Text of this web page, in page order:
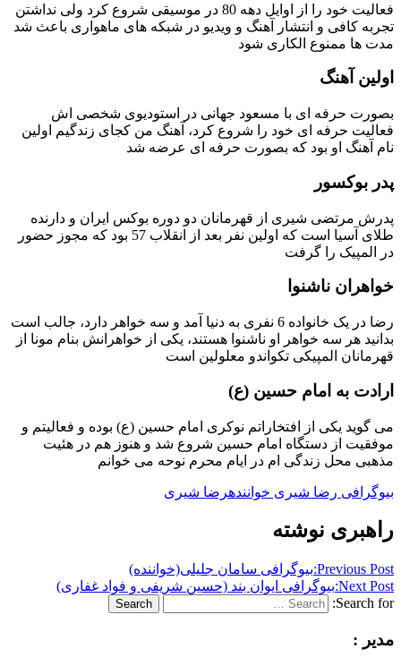
فعالیت خود را از اوایل دهه 80 در موسیقی شروع کرد ولی نداشتن
تجربه کافی و انتشار آهنگ و ویدیو در شبکه های ماهواری باعث شد
مدت ها ممنوع الکاری شود
اولین آهنگ
بصورت حرفه ای با مسعود جهانی در استودیوی شخصی اش
فعالیت حرفه ای خود را شروع کرد، آهنگ من کجای زندگیم اولین
نام آهنگ او بود که بصورت حرفه ای عرضه شد
پدر بوکسور
پدرش مرتضی شیری از قهرمانان دو دوره بوکس ایران و دارنده
طلای آسیا است که اولین نفر بعد از انقلاب 57 بود که مجوز حضور
در المپیک را گرفت
خواهران ناشنوا
رضا در یک خانواده 6 نفری به دنیا آمد و سه خواهر دارد، جالب است
بدانید هر سه خواهر او ناشنوا هستند، یکی از خواهرانش بنام مونا از
قهرمانان المپیکی تکواندو معلولین است
ارادت به امام حسین (ع)
می گوید یکی از افتخاراتم نوکری امام حسین (ع) بوده و فعالیتم و
موفقیت از دستگاه امام حسین شروع شد و هنوز هم در هئیت
مذهبی محل زندگی ام در ایام محرم نوحه می خوانم
بیوگرافی رضا شیری خوانندهرضا شیری
راهبری نوشته
Previous Post: بیوگرافی سامان جلیلی(خواننده)
Next Post: بیوگرافی ایوان بند (حسین شریفی و فواد غفاری)
Search for:
Search
مدیر :